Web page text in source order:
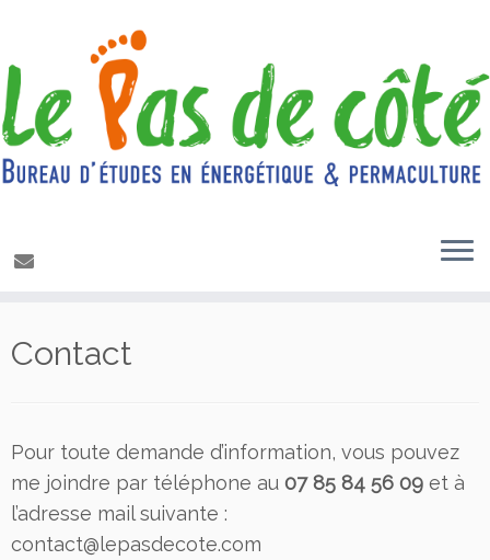
auContact
Pour toute demande d’information, vous pouvez
me joindre par téléphone au 07 85 84 56 09 et à
l’adresse mail suivante :
contact@lepasdecote.com